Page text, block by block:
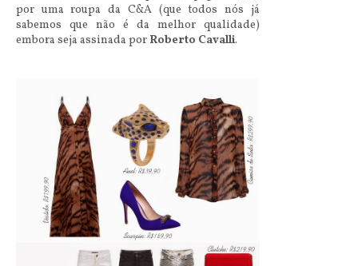
por uma roupa da C&A (que todos nós já
sabemos que não é da melhor qualidade)
embora seja assinada por Roberto Cavalli.